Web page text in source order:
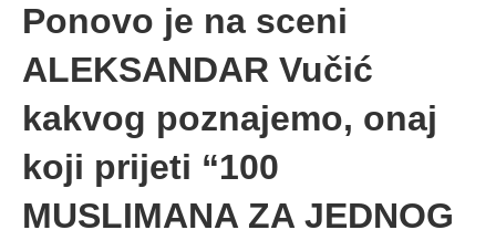
Ponovo je na sceni
ALEKSANDAR Vučić
kakvog poznajemo, onaj
koji prijeti “100
MUSLIMANA ZA JEDNOG